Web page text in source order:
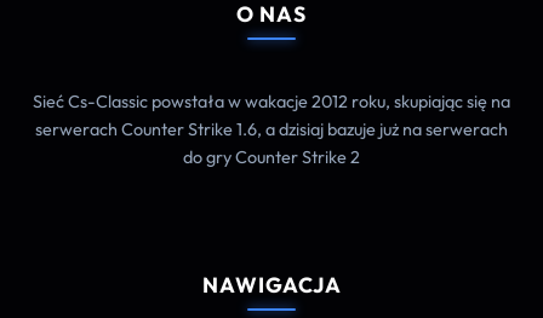
O NAS
Sieć Cs-Classic powstała w wakacje 2012 roku, skupiając się na
serwerach Counter Strike 1.6, a dzisiaj bazuje już na serwerach
do gry Counter Strike 2
NAWIGACJA